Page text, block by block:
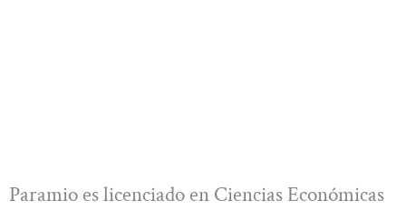
Paramio es licenciado en Ciencias Económicas